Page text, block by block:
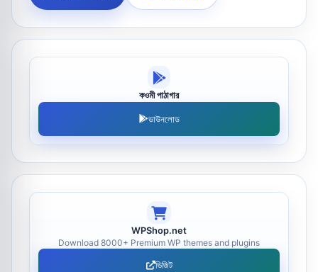
কওমী পাঠাগার
ডাউনলোড
WPShop.net
Download 8000+ Premium WP themes and plugins
ভিজিট